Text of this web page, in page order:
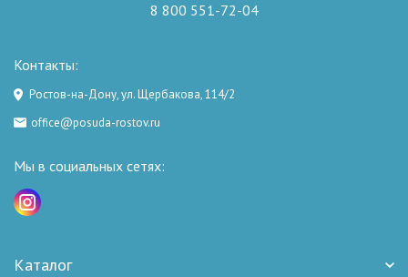
8 800 551-72-04
Контакты:
Ростов-на-Дону, ул. Щербакова, 114/2
office@posuda-rostov.ru
Мы в социальных сетях:
Каталог